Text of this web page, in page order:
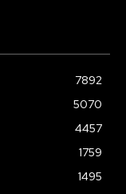
7892
5070
4457
1759
1495